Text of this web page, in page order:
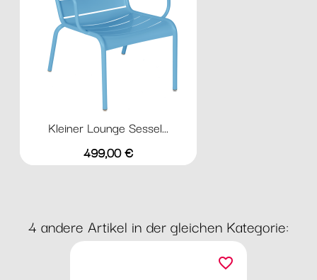
Kleiner Lounge Sessel...
Preis
499,00 €
4 andere Artikel in der gleichen Kategorie:
favorite_border